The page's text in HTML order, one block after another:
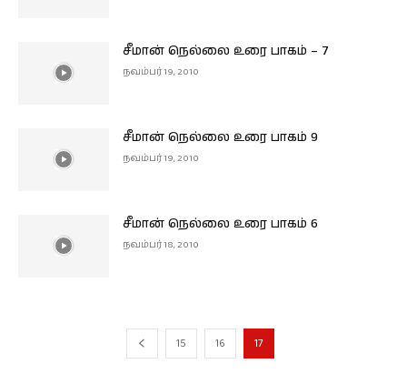
சீமான் நெல்லை உரை பாகம் – 7
நவம்பர் 19, 2010
சீமான் நெல்லை உரை பாகம் 9
நவம்பர் 19, 2010
சீமான் நெல்லை உரை பாகம் 6
நவம்பர் 18, 2010
15 16 17